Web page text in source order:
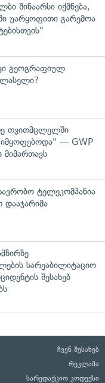
შინაარსი იქმნება,
უარყოფითი გარემოა
გეოგრაფიულ
თვითმცლელში
იმყოფებოდა" — GWP
მიმართავს
ტელეკომპანია
სარეაბილიტაციო
შესახებ
ჩვენ შესახებ
რეკლამა
სარედაქციო კოდექსი